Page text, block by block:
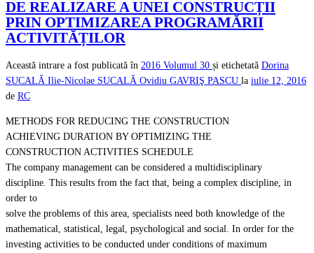
DE REALIZARE A UNEI CONSTRUCȚII
PRIN OPTIMIZAREA PROGRAMĂRII
ACTIVITĂȚILOR
Această intrare a fost publicată în 2016 Volumul 30 și etichetată Dorina
SUCALĂ Ilie-Nicolae SUCALĂ Ovidiu GAVRIŞ PASCU la iulie 12, 2016
de RC
METHODS FOR REDUCING THE CONSTRUCTION
ACHIEVING DURATION BY OPTIMIZING THE
CONSTRUCTION ACTIVITIES SCHEDULE
The company management can be considered a multidisciplinary
discipline. This results from the fact that, being a complex discipline, in
order to
solve the problems of this area, specialists need both knowledge of the
mathematical, statistical, legal, psychological and social. In order for the
investing activities to be conducted under conditions of maximum